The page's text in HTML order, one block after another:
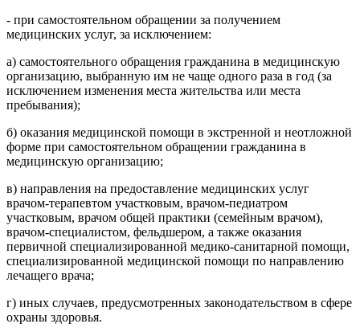
- при самостоятельном обращении за получением
медицинских услуг, за исключением:
а) самостоятельного обращения гражданина в медицинскую
организацию, выбранную им не чаще одного раза в год (за
исключением изменения места жительства или места
пребывания);
б) оказания медицинской помощи в экстренной и неотложной
форме при самостоятельном обращении гражданина в
медицинскую организацию;
в) направления на предоставление медицинских услуг
врачом-терапевтом участковым, врачом-педиатром
участковым, врачом общей практики (семейным врачом),
врачом-специалистом, фельдшером, а также оказания
первичной специализированной медико-санитарной помощи,
специализированной медицинской помощи по направлению
лечащего врача;
г) иных случаев, предусмотренных законодательством в сфере
охраны здоровья.